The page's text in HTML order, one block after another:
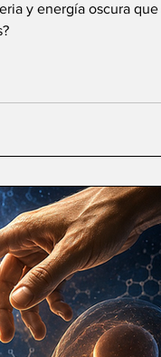
y energía oscura que